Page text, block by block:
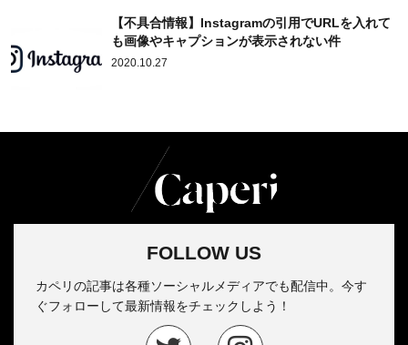
【不具合情報】Instagramの引用でURLを入れて
も画像やキャプションが表示されない件
2020.10.27
FOLLOW US
カペリの記事は各種ソーシャルメディアでも配信中。今す
ぐフォローして最新情報をチェックしよう！